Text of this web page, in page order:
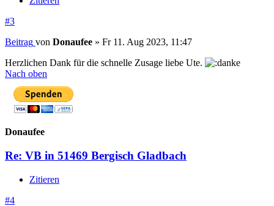
#3
Beitrag von Donaufee » Fr 11. Aug 2023, 11:47
Herzlichen Dank für die schnelle Zusage liebe Ute.
Nach oben
Donaufee
Re: VB in 51469 Bergisch Gladbach
Zitieren
#4